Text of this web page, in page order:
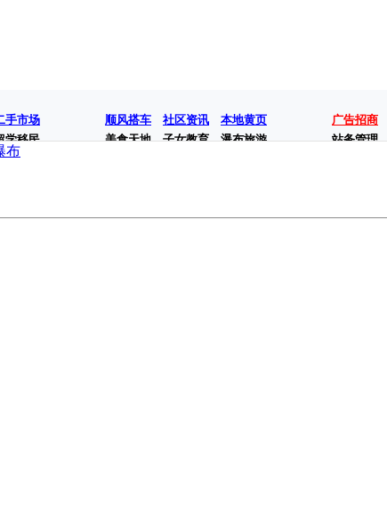
手市场
学移民
顺风搭车 社区资讯
本地黄页
美食天地
子女教育 瀑布旅游
广告招商
站务管理
布